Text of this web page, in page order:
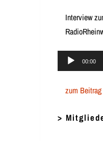
Interview
Audio-
Player
00:00
zum Beitrag
>